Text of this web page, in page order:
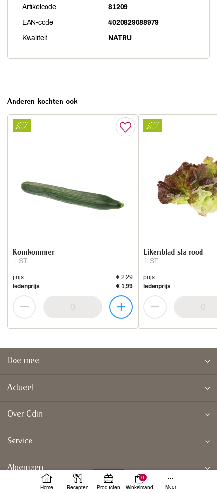
Artikelcode 81209
EAN-code 4020829088979
Kwaliteit NATRU
Anderen kochten ook
1 ST
Komkommer
prijs
€ 2,29
ledenprijs
€ 1,99
1 ST
Eikenblad sla rood
prijs
ledenprijs
Doe mee
Actueel
Over Odin
Service
Algemeen
Home Recepten Producten
0
Winkelmand
Meer